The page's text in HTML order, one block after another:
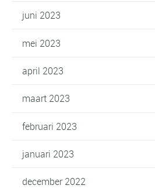
juni 2023
mei 2023
april 2023
maart 2023
februari 2023
januari 2023
december 2022